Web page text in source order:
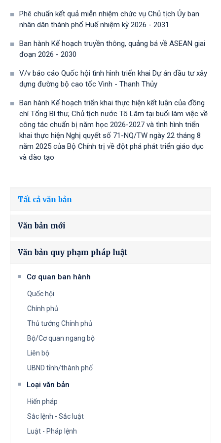
Phê chuẩn kết quả miễn nhiệm chức vụ Chủ tịch Ủy ban
nhân dân thành phố Huế nhiệm kỳ 2026 - 2031
Ban hành Kế hoạch truyền thông, quảng bá về ASEAN giai
đoạn 2026 - 2030
V/v báo cáo Quốc hội tình hình triển khai Dự án đầu tư xây
dựng đường bộ cao tốc Vinh - Thanh Thủy
Ban hành Kế hoạch triển khai thực hiện kết luận của đồng
chí Tổng Bí thư, Chủ tịch nước Tô Lâm tại buổi làm việc về
công tác chuẩn bị năm học 2026-2027 và tình hình triển
khai thực hiện Nghị quyết số 71-NQ/TW ngày 22 tháng 8
năm 2025 của Bộ Chính trị về đột phá phát triển giáo dục
và đào tạo
Tất cả văn bản
Văn bản mới
Văn bản quy phạm pháp luật
Cơ quan ban hành
Quốc hội
Chính phủ
Thủ tướng Chính phủ
Bộ/Cơ quan ngang bộ
Liên bộ
UBND tỉnh/thành phố
Loại văn bản
Hiến pháp
Sắc lệnh - Sắc luật
Luật - Pháp lệnh